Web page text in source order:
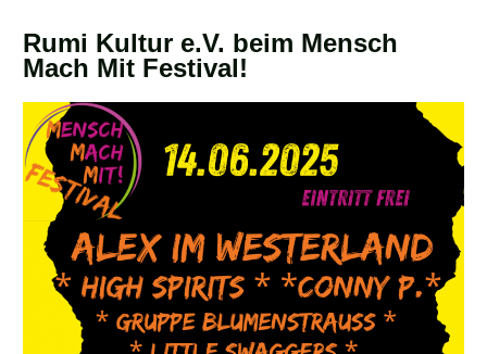
Rumi Kultur e.V. beim Mensch
Mach Mit Festival!